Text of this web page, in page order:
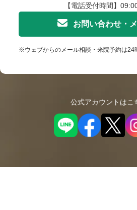
【電話受付時間】
お問い合わせ・
※ウェブからのメール相談・来院予約は24
公式アカウントはこ